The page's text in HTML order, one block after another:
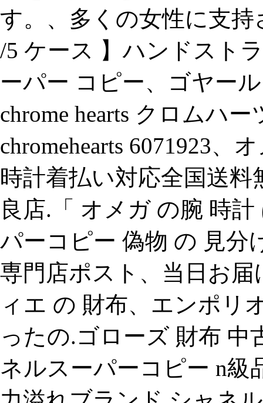
す。、多くの女性に支持
/5 ケース 】ハンドスト
ーパー コピー、ゴヤー
chrome hearts クロムハ
chromehearts 6071923、
時計着払い対応全国送
良店.「 オメガ の腕 時
パーコピー 偽物 の 見分
専門店ポスト、当日お
ィエ の 財布、エンポリ
ったの.ゴローズ 財布
ネルスーパーコピー n級